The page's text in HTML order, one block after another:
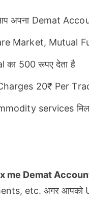
अपना Demat
Market, Mutual
500 रूपए देता है
20₹ Per
services मिल
me Demat
etc. अगर आपको